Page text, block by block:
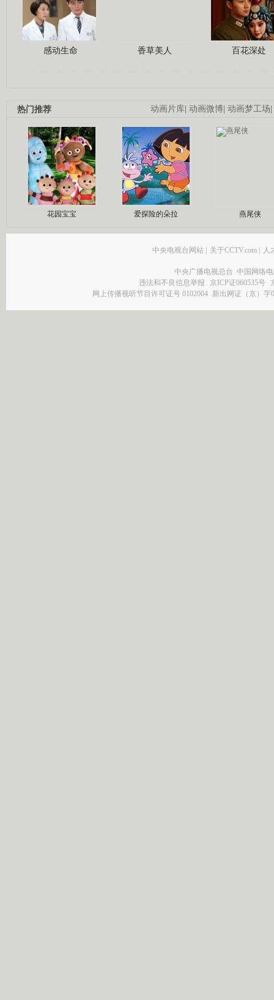
感动生命 香草美人 百花深处
动画片库 动画微博 动画梦工场
热门推荐
花园宝宝 爱探险的朵拉 燕尾侠
中央电视台网站 关于CCTV.com 人
中央广播电视总台 中国网络
违法和不良信息举报
京ICP证060535号
网上传播视听节目许可证号 0102004 新出网证（京）